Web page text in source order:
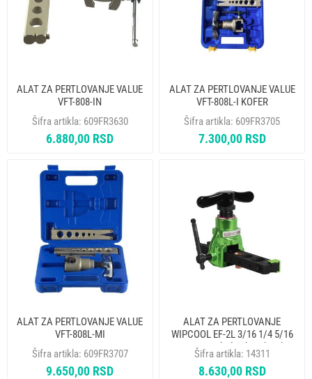
ALAT ZA PERTLOVANJE VALUE
VFT-808-IN
Šifra artikla: 609FR3630
6.880,00 RSD
ALAT ZA PERTLOVANJE VALUE
VFT-808L-I KOFER
Šifra artikla: 609FR3705
7.300,00 RSD
ALAT ZA PERTLOVANJE VALUE
VFT-808L-MI
Šifra artikla: 609FR3707
9.650,00 RSD
ALAT ZA PERTLOVANJE
WIPCOOL EF-2L 3/16 1/4 5/16
3/8 1/2 5/8 dodatak za busilicu
Šifra artikla: 14311
8.630,00 RSD